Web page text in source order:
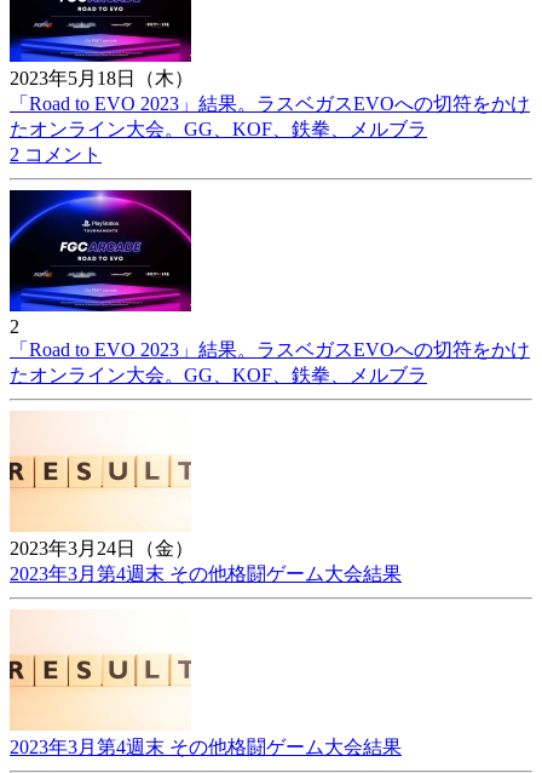
2023年5月18日（木）
「Road to EVO 2023」結果。ラスベガスEVOへの切符をかけ
たオンライン大会。GG、KOF、鉄拳、メルブラ
2 コメント
2
「Road to EVO 2023」結果。ラスベガスEVOへの切符をかけ
たオンライン大会。GG、KOF、鉄拳、メルブラ
2023年3月24日（金）
2023年3月第4週末 その他格闘ゲーム大会結果
2023年3月第4週末 その他格闘ゲーム大会結果